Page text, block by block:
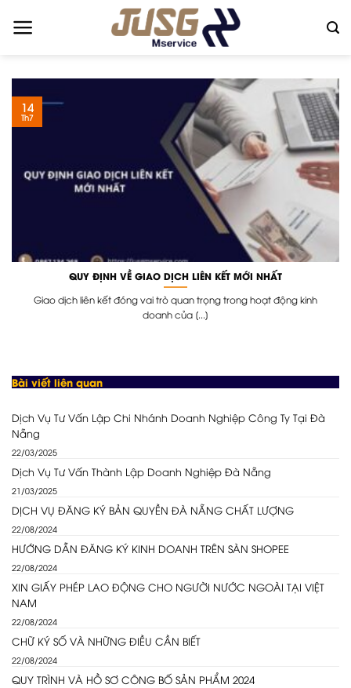
QUY ĐỊNH VỀ GIAO DỊCH LIÊN KẾT MỚI NHẤT
Giao dịch liên kết đóng vai trò quan trọng trong hoạt động kinh
doanh của [...]
14
Th7
Bài viết liên quan
Dịch Vụ Tư Vấn Lập Chi Nhánh Doanh Nghiệp Công Ty Tại Đà
Nẵng
22/03/2025
Dịch Vụ Tư Vấn Thành Lập Doanh Nghiệp Đà Nẵng
21/03/2025
DỊCH VỤ ĐĂNG KÝ BẢN QUYỀN ĐÀ NẴNG CHẤT LƯỢNG
22/08/2024
HƯỚNG DẪN ĐĂNG KÝ KINH DOANH TRÊN SÀN SHOPEE
22/08/2024
XIN GIẤY PHÉP LAO ĐỘNG CHO NGƯỜI NƯỚC NGOÀI TẠI VIỆT
NAM
22/08/2024
CHỮ KÝ SỐ VÀ NHỮNG ĐIỀU CẦN BIẾT
22/08/2024
QUY TRÌNH VÀ HỒ SƠ CÔNG BỐ SẢN PHẨM 2024